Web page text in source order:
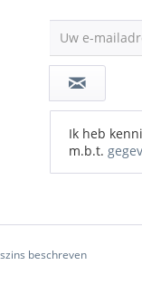
Uw e-
Ik heb
m.b.t.
beschreven